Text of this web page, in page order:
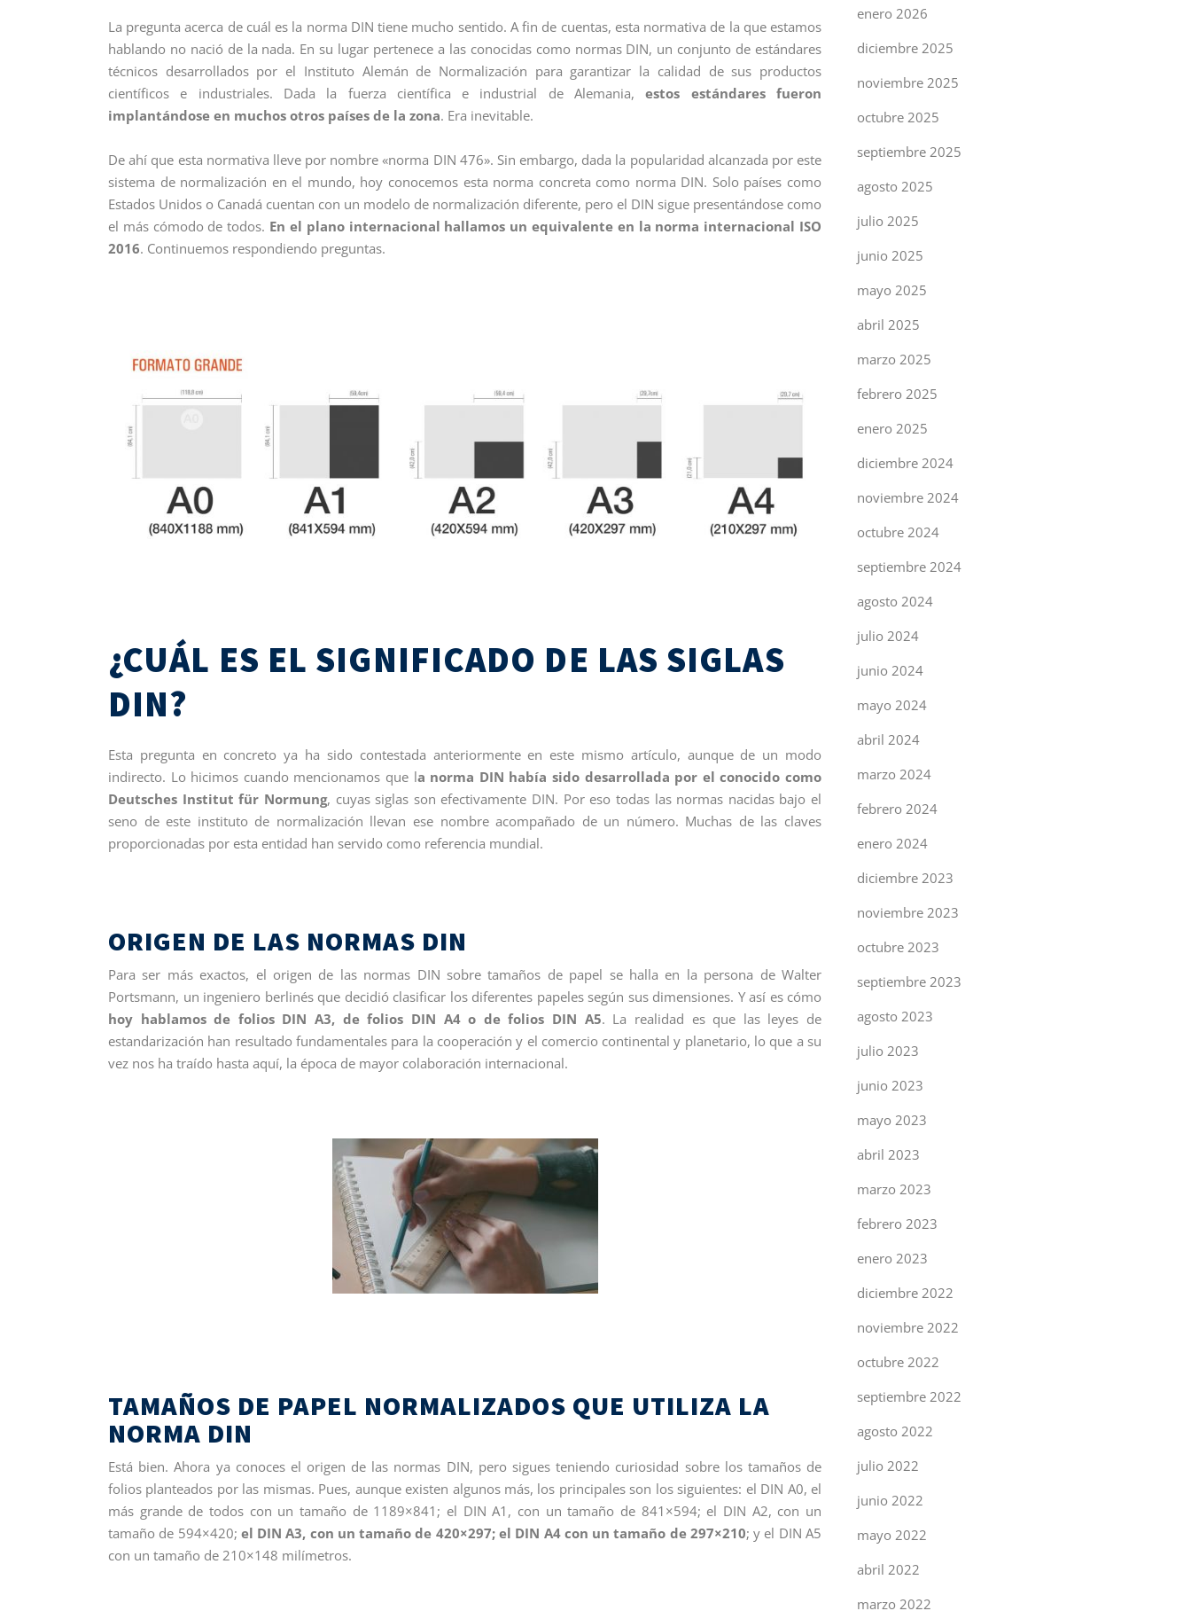
La pregunta acerca de cuál es la norma DIN tiene mucho sentido. A fin de cuentas, esta normativa de la que estamos
hablando no nació de la nada. En su lugar pertenece a las conocidas como normas DIN, un conjunto de estándares
técnicos desarrollados por el Instituto Alemán de Normalización para garantizar la calidad de sus productos
científicos e industriales. Dada la fuerza científica e industrial de Alemania,estos estándares fueron
implantándose en muchos otros países de la zona. Era inevitable.
De ahí que esta normativa lleve por nombre «norma DIN 476». Sin embargo, dada la popularidad alcanzada por este
sistema de normalización en el mundo, hoy conocemos esta norma concreta como norma DIN. Solo países como
Estados Unidos o Canadá cuentan con un modelo de normalización diferente, pero el DIN sigue presentándose como
el más cómodo de todos. En el plano internacional hallamos un equivalente en la norma internacional ISO
2016. Continuemos respondiendo preguntas.
¿CUÁL ES EL SIGNIFICADO DE LAS SIGLAS
DIN?
Esta pregunta en concreto ya ha sido contestada anteriormente en este mismo artículo, aunque de un modo
indirecto. Lo hicimos cuando mencionamos que la norma DIN había sido desarrollada por el conocido como
Deutsches Institut für Normung, cuyas siglas son efectivamente DIN. Por eso todas las normas nacidas bajo el
seno de este instituto de normalización llevan ese nombre acompañado de un número. Muchas de las claves
proporcionadas por esta entidad han servido como referencia mundial.
ORIGEN DE LAS NORMAS DIN
Para ser más exactos, el origen de las normas DIN sobre tamaños de papel se halla en la persona de Walter
Portsmann, un ingeniero berlinés que decidió clasificar los diferentes papeles según sus dimensiones. Y así es cómo
hoy hablamos de folios DIN A3, de folios DIN A4 o de folios DIN A5. La realidad es que las leyes de
estandarización han resultado fundamentales para la cooperación y el comercio continental y planetario, lo que a su
vez nos ha traído hasta aquí, la época de mayor colaboración internacional.
TAMAÑOS DE PAPEL NORMALIZADOS QUE UTILIZA LA
NORMA DIN
Está bien. Ahora ya conoces el origen de las normas DIN, pero sigues teniendo curiosidad sobre los tamaños de
folios planteados por las mismas. Pues, aunque existen algunos más, los principales son los siguientes: el DIN A0, el
más grande de todos con un tamaño de 1189×841; el DIN A1, con un tamaño de 841×594; el DIN A2, con un
tamaño de 594×420; el DIN A3, con un tamaño de 420×297; el DIN A4 con un tamaño de 297×210; y el DIN A5
con un tamaño de 210×148 milímetros.
enero 2026
diciembre 2025
noviembre 2025
octubre 2025
septiembre 2025
agosto 2025
julio 2025
junio 2025
mayo 2025
abril 2025
marzo 2025
febrero 2025
enero 2025
diciembre 2024
noviembre 2024
octubre 2024
septiembre 2024
agosto 2024
julio 2024
junio 2024
mayo 2024
abril 2024
marzo 2024
febrero 2024
enero 2024
diciembre 2023
noviembre 2023
octubre 2023
septiembre 2023
agosto 2023
julio 2023
junio 2023
mayo 2023
abril 2023
marzo 2023
febrero 2023
enero 2023
diciembre 2022
noviembre 2022
octubre 2022
septiembre 2022
agosto 2022
julio 2022
junio 2022
mayo 2022
abril 2022
marzo 2022